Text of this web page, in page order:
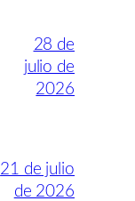
28 de
julio de
2026
21 de julio
de 2026